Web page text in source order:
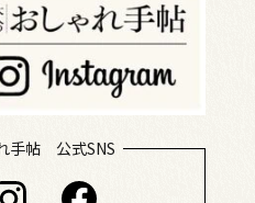
手帖 公式SNS